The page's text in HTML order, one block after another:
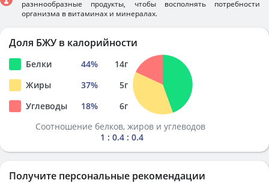
разннообразные продукты, чтобы восполнять потребности
организма в витаминах и минералах.
Доля БЖУ в калорийности
Белки 44% 14г
Жиры
37% 5г
Углеводы
18% 6г
Соотношение белков, жиров и углеводов
1 : 0.4 : 0.4
Получите персональные рекомендации